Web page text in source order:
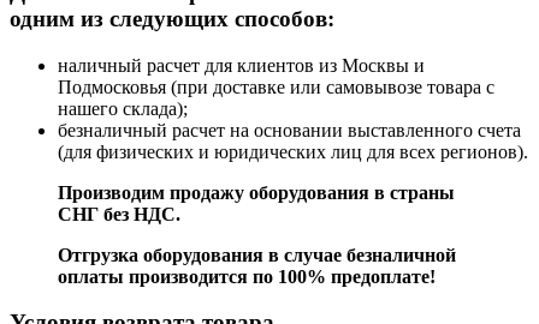
одним из следующих способов:
наличный расчет для клиентов из Москвы и
Подмосковья (при доставке или самовывозе товара с
нашего склада);
безналичный расчет на основании выставленного счета
(для физических и юридических лиц для всех регионов).
Производим продажу оборудования в страны
СНГ без НДС.
Отгрузка оборудования в случае безналичной
оплаты производится по 100% предоплате!